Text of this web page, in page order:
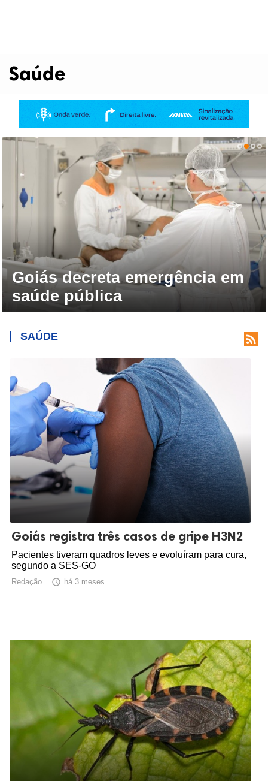
Saúde
Goiás decreta emergência em
saúde pública
SAÚDE 
Goiás registra três casos de gripe H3N2
Pacientes tiveram quadros leves e evoluíram para cura,
segundo a SES-GO
Redação  há 3 meses